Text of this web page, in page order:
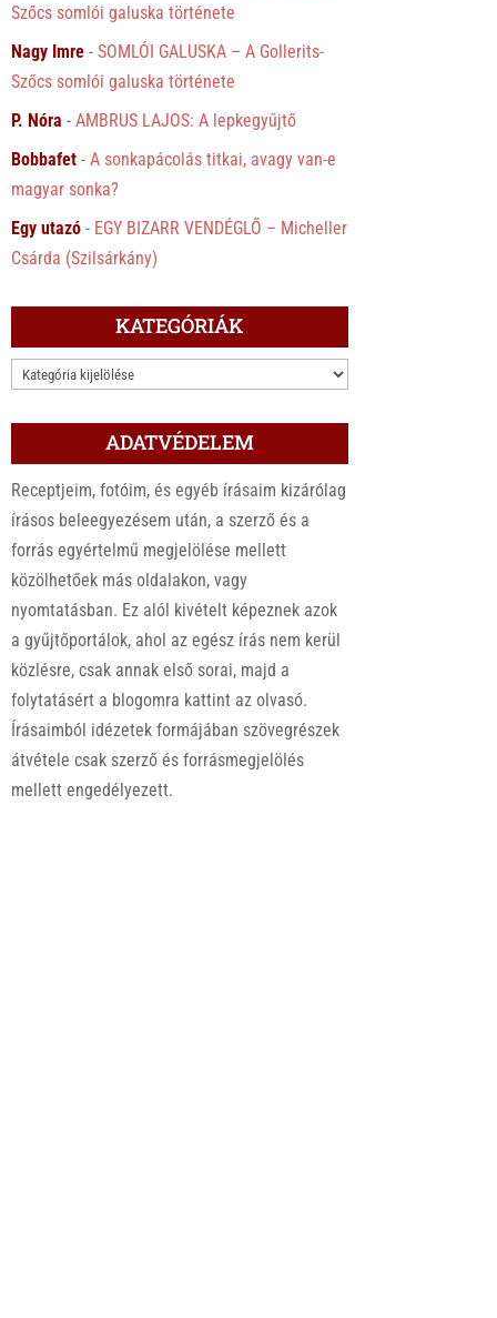
Szőcs somlói galuska története
Nagy Imre -SOMLÓI GALUSKA – A Gollerits-
Szőcs somlói galuska története
P. Nóra -AMBRUS LAJOS: A lepkegyűjtő
Bobbafet -A sonkapácolás titkai, avagy van-e
magyar sonka?
Egy utazó - EGY BIZARR VENDÉGLŐ – Micheller
Csárda (Szilsárkány)
KATEGÓRIÁK
KATEGÓRIÁK
ADATVÉDELEM
Receptjeim, fotóim, és egyéb írásaim kizárólag
írásos beleegyezésem után, a szerző és a
forrás egyértelmű megjelölése mellett
közölhetőek más oldalakon, vagy
nyomtatásban. Ez alól kivételt képeznek azok
a gyűjtőportálok, ahol az egész írás nem kerül
közlésre, csak annak első sorai, majd a
folytatásért a blogomra kattint az olvasó.
Írásaimból idézetek formájában szövegrészek
átvétele csak szerző és forrásmegjelölés
mellett engedélyezett.